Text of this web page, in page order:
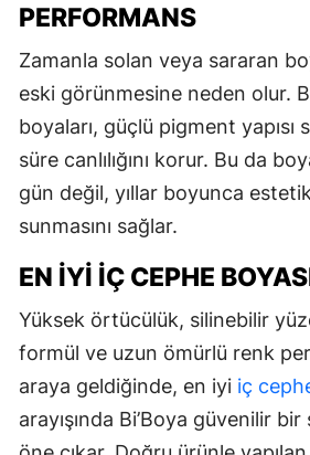
PERFORMANS
Zamanla solan veya sararan
eski görünmesine neden olur.
boyaları, güçlü pigment yapısı
süre canlılığını korur. Bu da
gün değil, yıllar boyunca
sunmasını sağlar.
EN İYI İÇ CEPHE
Yüksek örtücülük, silinebilir
formül ve uzun ömürlü renk
araya geldiğinde, en iyi iç
arayışında Bi’Boya güvenilir